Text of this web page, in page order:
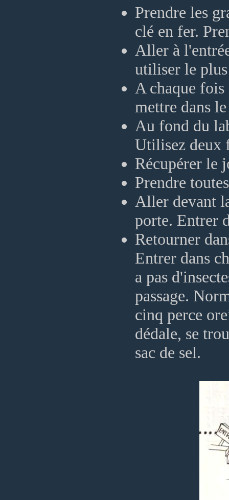
Prendre les
clé en fer.
Aller à
utiliser le
A chaque
mettre dans le
Au fond du
Utilisez deux
Récupérer le
Prendre
Aller devant
porte. Entrer
Retourner
Entrer dans
a pas
passage.
cinq perce
dédale, se
sac de sel.